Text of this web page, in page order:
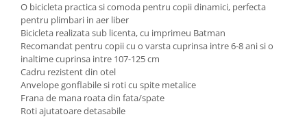
O bicicleta practica si comoda pentru copii dinamici, perfecta
pentru plimbari in aer liber
Bicicleta realizata sub licenta, cu imprimeu Batman
Recomandat pentru copii cu o varsta cuprinsa intre 6-8 ani si o
inaltime cuprinsa intre 107-125 cm
Cadru rezistent din otel
Anvelope gonflabile si roti cu spite metalice
Frana de mana roata din fata/spate
Roti ajutatoare detasabile